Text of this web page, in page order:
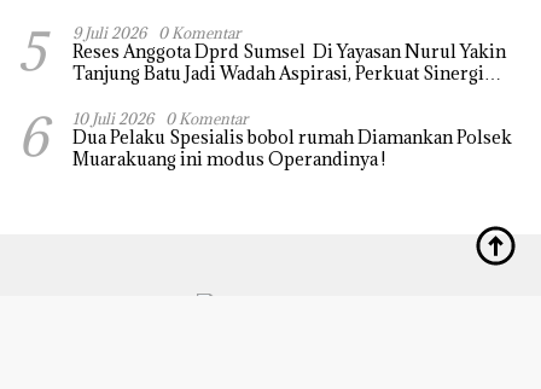
Segera di realisaikan
5 9 Juli 2026 0 Komentar
Reses Anggota Dprd Sumsel Di Yayasan Nurul Yakin
Tanjung Batu Jadi Wadah Aspirasi, Perkuat Sinergi
6 10 Juli 2026 0 Komentar
Dua Pelaku Spesialis bobol rumah Diamankan Polsek
Muarakuang ini modus Operandinya !